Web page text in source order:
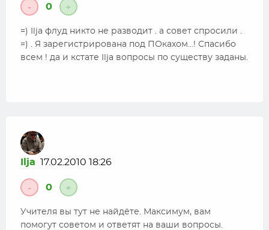
- 0 +
=) Ilja флуд никто не разводит . а совет спросили .
=) . Я зарегистрирована под ПОкахом…! Спасибо
всем ! да и кстате Ilja вопросы по существу заданы.
Ilja 17.02.2010 18:26
- 0 +
Учителя вы тут не найдёте. Максимум, вам
помогут советом и ответят на ваши вопросы.